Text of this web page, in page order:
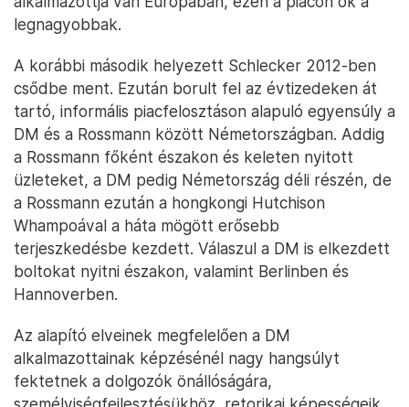
legnagyobbak.
A korábbi második helyezett Schlecker 2012-ben
csődbe ment. Ezután borult fel az évtizedeken át
tartó, informális piacfelosztáson alapuló egyensúly a
DM és a Rossmann között Németországban. Addig
a Rossmann főként északon és keleten nyitott
üzleteket, a DM pedig Németország déli részén, de
a Rossmann ezután a hongkongi Hutchison
Whampoával a háta mögött erősebb
terjeszkedésbe kezdett. Válaszul a DM is elkezdett
boltokat nyitni északon, valamint Berlinben és
Hannoverben.
Az alapító elveinek megfelelően a DM
alkalmazottainak képzésénél nagy hangsúlyt
fektetnek a dolgozók önállóságára,